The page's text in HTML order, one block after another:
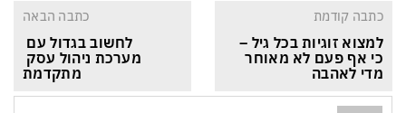
כתבה קודמת
למצוא זוגיות בכל גיל –
כי אף פעם לא מאוחר
מדי לאהבה
כתבה הבאה
לחשוב בגדול עם
מערכת ניהול עסק
מתקדמת